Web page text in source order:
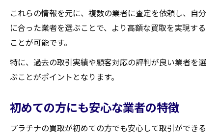
これらの情報を元に、複数の業者に査定を依頼し、自分
に合った業者を選ぶことで、より高額な買取を実現する
ことが可能です。
特に、過去の取引実績や顧客対応の評判が良い業者を選
ぶことがポイントとなります。
初めての方にも安心な業者の特徴
プラチナの買取が初めての方でも安心して取引ができる